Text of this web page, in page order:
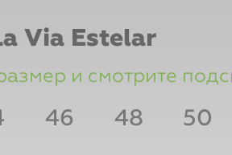
Via Estelar
и смотрите
46 48 50